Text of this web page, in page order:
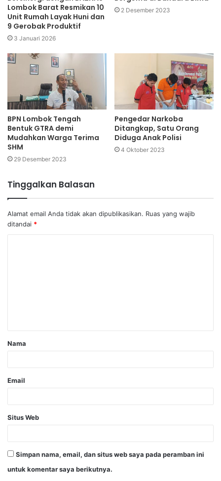
Lombok Barat Resmikan 10
Unit Rumah Layak Huni dan
9 Gerobak Produktif
3 Januari 2026
2 Desember 2023
BPN Lombok Tengah
Bentuk GTRA demi
Mudahkan Warga Terima
SHM
29 Desember 2023
Pengedar Narkoba
Ditangkap, Satu Orang
Diduga Anak Polisi
4 Oktober 2023
Tinggalkan Balasan
Alamat email Anda tidak akan dipublikasikan. Ruas yang wajib
ditandai *
Nama
Email
Situs Web
Simpan nama, email, dan situs web saya pada peramban ini
untuk komentar saya berikutnya.